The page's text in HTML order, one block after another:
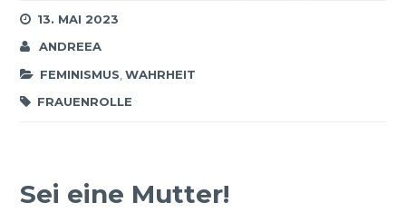
13. MAI 2023
ANDREEA
FEMINISMUS ,WAHRHEIT
FRAUENROLLE
Sei eine Mutter!